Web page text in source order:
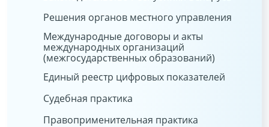
Решения органов местного управления
Международные договоры и акты
международных организаций
(межгосударственных образований)
Единый реестр цифровых показателей
Судебная практика
Правоприменительная практика